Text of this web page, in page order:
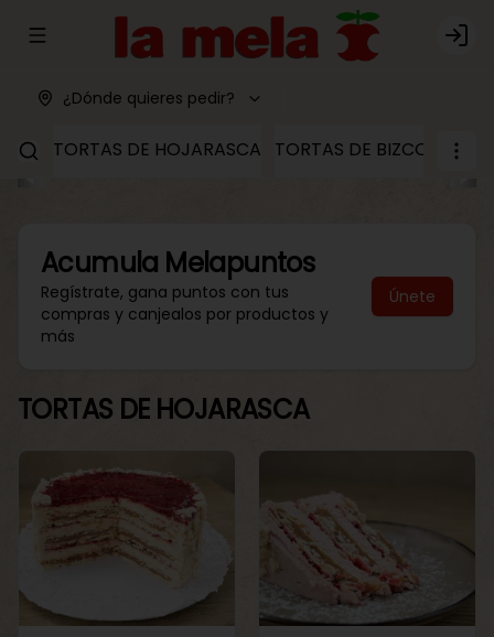
Abrir menu de navegación Login
¿Dónde quieres pedir?
TORTAS DE HOJARASCA TORTAS DE BIZCOCHO
Acumula Melapuntos
Regístrate, gana puntos con tus
compras y canjealos por productos y
más
Únete
TORTAS DE HOJARASCA